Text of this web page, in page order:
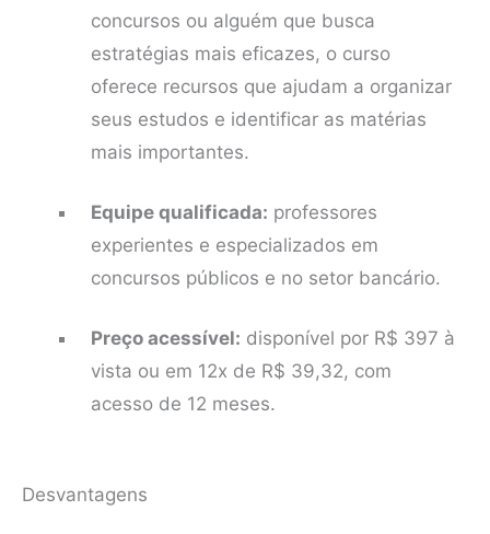
concursos ou alguém que busca
estratégias mais eficazes, o curso
oferece recursos que ajudam a organizar
seus estudos e identificar as matérias
mais importantes.
Equipe qualificada: professores
experientes e especializados em
concursos públicos e no setor bancário.
Preço acessível: disponível por R$ 397 à
vista ou em 12x de R$ 39,32, com
acesso de 12 meses.
Desvantagens